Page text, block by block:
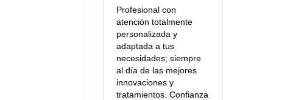
Profesional con
atención totalmente
personalizada y
adaptada a tus
necesidades; siempre
al día de las mejores
innovaciones y
tratamientos. Confianza